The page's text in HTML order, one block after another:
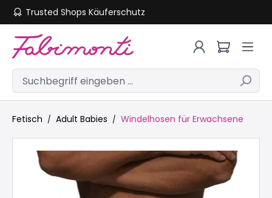
Zum Hauptinhalt springen
Trusted Shops Käuferschutz
Fetisch Adult Babies Windelhosen für Erwachsene